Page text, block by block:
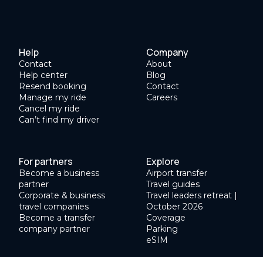
Help
Contact
Help center
Resend booking
Manage my ride
Cancel my ride
Can’t find my driver
Company
About
Blog
Contact
Careers
For partners
Become a business
partner
Corporate & business
travel companies
Become a transfer
company partner
Explore
Airport transfer
Travel guides
Travel leaders retreat |
October 2026
Coverage
Parking
eSIM